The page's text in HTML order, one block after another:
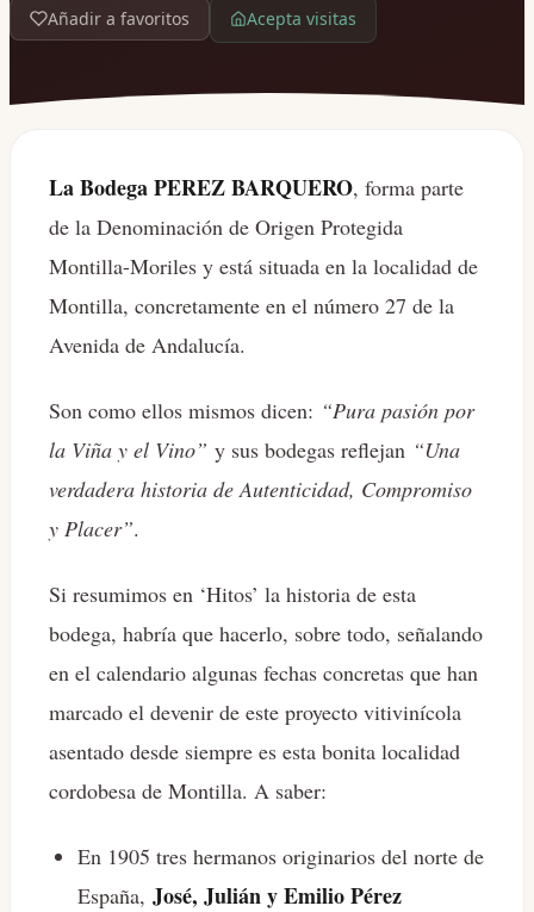
Añadir a favoritos Acepta visitas
La Bodega PEREZ BARQUERO, forma parte
de la Denominación de Origen Protegida
Montilla-Moriles y está situada en la localidad de
Montilla, concretamente en el número 27 de la
Avenida de Andalucía.
Son como ellos mismos dicen: “Pura pasión por
la Viña y el Vino” y sus bodegas reflejan “Una
verdadera historia de Autenticidad, Compromiso
y Placer”.
Si resumimos en ‘Hitos’ la historia de esta
bodega, habría que hacerlo, sobre todo, señalando
en el calendario algunas fechas concretas que han
marcado el devenir de este proyecto vitivinícola
asentado desde siempre es esta bonita localidad
cordobesa de Montilla. A saber:
En 1905 tres hermanos originarios del norte de
España, José, Julián y Emilio Pérez